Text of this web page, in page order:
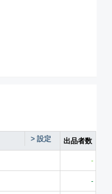
> 設定 出品者数
-
-